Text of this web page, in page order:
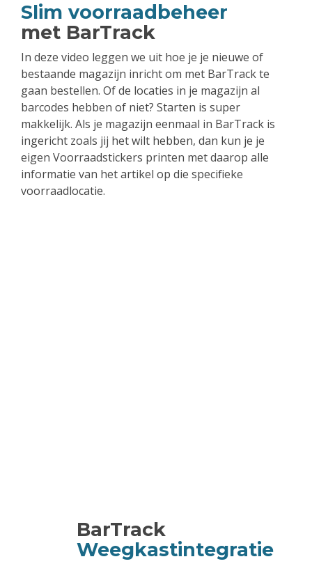
Slim voorraadbeheer
met BarTrack
In deze video leggen we uit hoe je je nieuwe of
bestaande magazijn inricht om met BarTrack te
gaan bestellen. Of de locaties in je magazijn al
barcodes hebben of niet? Starten is super
makkelijk. Als je magazijn eenmaal in BarTrack is
ingericht zoals jij het wilt hebben, dan kun je je
eigen Voorraadstickers printen met daarop alle
informatie van het artikel op die specifieke
voorraadlocatie.
BarTrack
Weegkastintegratie